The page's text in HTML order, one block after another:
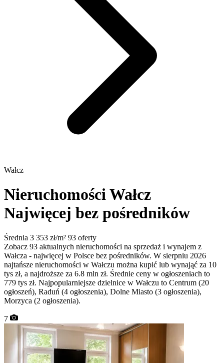
Wałcz
Nieruchomości Wałcz
Najwięcej bez pośredników
Średnia 3 353 zł/m² 93 oferty
Zobacz 93 aktualnych nieruchomości na sprzedaż i wynajem z
Wałcza - najwięcej w Polsce bez pośredników. W sierpniu 2026
najtańsze nieruchomości w Wałczu można kupić lub wynająć za 10
tys zł, a najdroższe za 6.8 mln zł. Średnie ceny w ogłoszeniach to
779 tys zł. Najpopularniejsze dzielnice w Wałczu to Centrum (20
ogłoszeń), Raduń (4 ogłoszenia), Dolne Miasto (3 ogłoszenia),
Morzyca (2 ogłoszenia).
7